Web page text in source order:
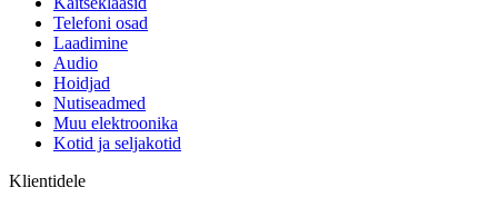
Telefoni osad
Laadimine
Audio
Hoidjad
Nutiseadmed
Muu elektroonika
Kotid ja seljakotid
Klientidele